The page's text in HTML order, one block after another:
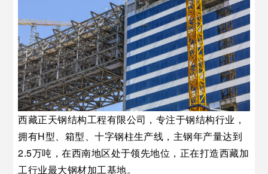
西藏正天钢结构工程有限公司，专注于钢结构行业，
拥有H型、箱型、十字钢柱生产线，主钢年产量达到
2.5万吨，在西南地区处于领先地位，正在打造西藏加
工行业最大钢材加工基地。